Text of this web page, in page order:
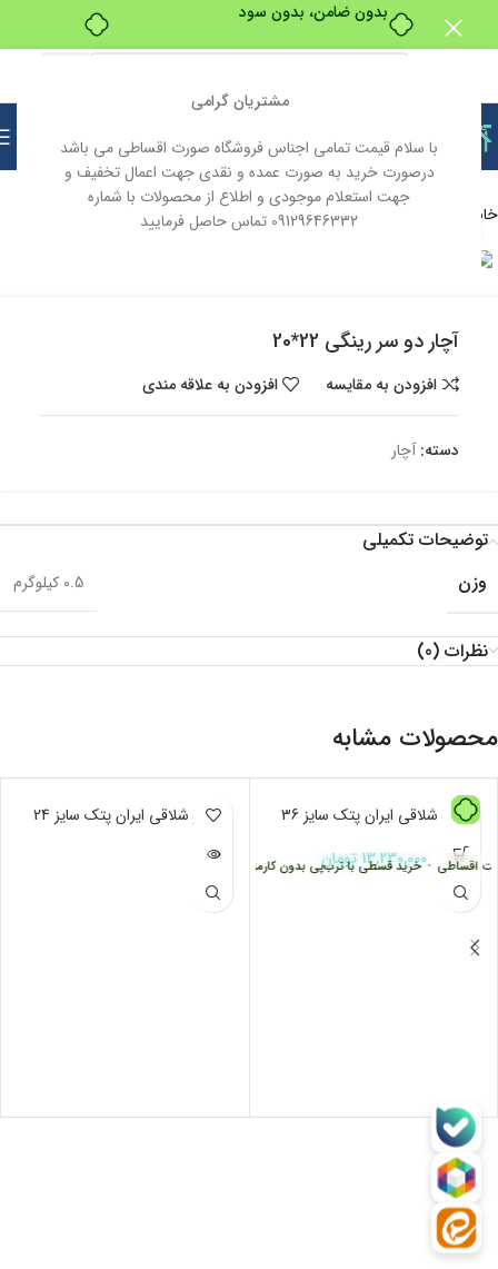
مشتریان گرامی
با سلام قیمت تمامی اجناس فروشگاه صورت اقساطی می باشد
درصورت خرید به صورت عمده و نقدی جهت اعمال تخفیف و
جهت استعلام موجودی و اطلاع از محصولات با شماره
09129646332 تماس حاصل فرمایید
بدون ضامن، بدون سود
خانه ابزار آلات ابزار آلات دستی آچار
بزرگنمایی تصویر
آچار دو سر رینگی 22*20
افزودن به مقایسه افزودن به علاقه مندی
دسته: آچار
توضیحات تکمیلی
وزن
0.5 کیلوگرم
نظرات (0)
محصولات مشابه
اقساطی • خرید قسطی با ترب‌پی بدون کارمزد
آچار شلاقی ایران پتک سایز 36
13,230,000 تومان
ناموجود
آچار شلاقی ایران پتک سایز 24